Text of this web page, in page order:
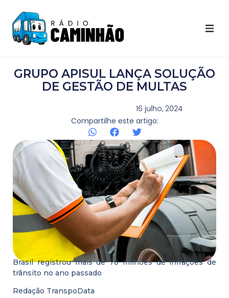
Destaques Youtube
Galeria de Fotos
Agenda
Contato
GRUPO APISUL LANÇA SOLUÇÃO
DE GESTÃO DE MULTAS
16 julho, 2024
Compartilhe este artigo:
Brasil registrou mais de 78 milhões de infrações de
trânsito no ano passado
Redação TranspoData